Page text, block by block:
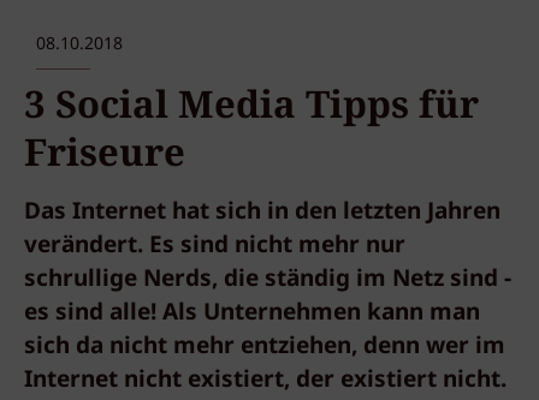
08.10.2018
3 Social Media Tipps für
Friseure
Das Internet hat sich in den letzten Jahren
verändert. Es sind nicht mehr nur
schrullige Nerds, die ständig im Netz sind -
es sind alle! Als Unternehmen kann man
sich da nicht mehr entziehen, denn wer im
Internet nicht existiert, der existiert nicht.